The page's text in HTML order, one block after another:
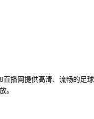
播网提供高清、流畅的
。